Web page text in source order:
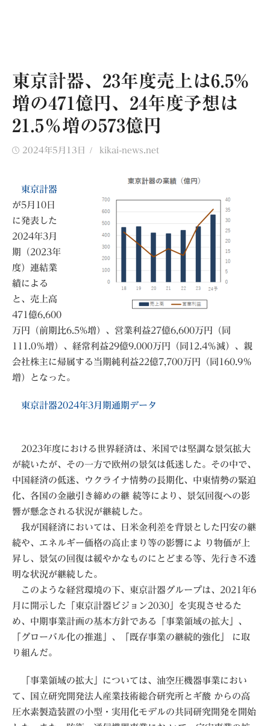
東京計器、23年度売上は6.5%
増の471億円、24年度予想は
21.5％増の573億円
Posted
2024年5月13日 Author
kikai-news.net
東京計器
が5月10日
に発表した
2024年3月
期（2023年
度）連結業
績による
と、売上高
471億6,600
万円（前期比6.5%増）、営業利益27億6,600万円（同
111.0％増）、経常利益29億9.000万円（同12.4％減）、親
会社株主に帰属する当期純利益22億7,700万円（同160.9％
増）となった。
東京計器2024年3月期通期データ
2023年度における世界経済は、米国では堅調な景気拡大
が続いたが、その一方で欧州の景気は低迷した。その中で、
中国経済の低迷、ウクライナ情勢の長期化、中東情勢の緊迫
化、各国の金融引き締めの継 続等により、景気回復への影
響が懸念される状況が継続した。
我が国経済においては、日米金利差を背景とした円安の継
続や、エネルギー価格の高止まり等の影響によ り物価が上
昇し、景気の回復は緩やかなものにとどまる等、先行き不透
明な状況が継続した。
このような経営環境の下、東京計器グループは、2021年6
月に開示した「東京計器ビジョン2030」を実現させるた
め、中期事業計画の基本方針である「事業領域の拡大」、
「グローバル化の推進」、「既存事業の継続的強化」 に取
り組んだ。
「事業領域の拡大」については、油空圧機器事業におい
て、国立研究開発法人産業技術総合研究所とギ酸 からの高
圧水素製造装置の小型・実用化モデルの共同研究開発を開始